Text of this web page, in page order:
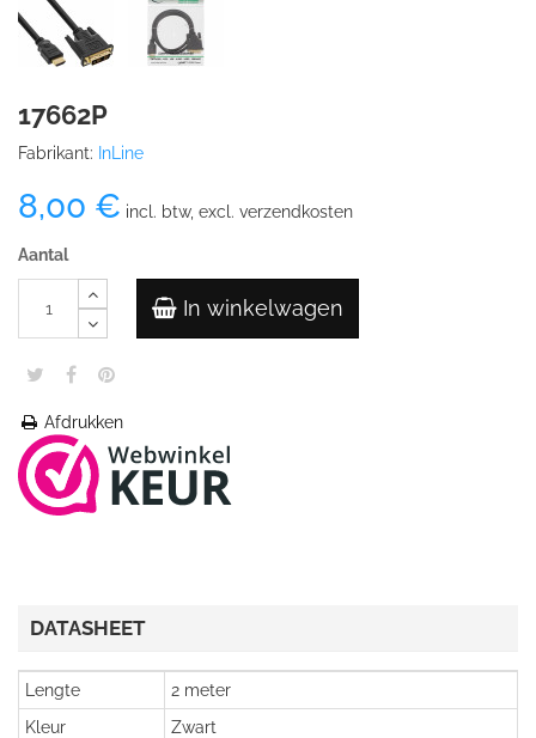
17662P
Fabrikant: InLine
8,00 € incl. btw, excl. verzendkosten
Aantal
In winkelwagen
Afdrukken
DATASHEET
Lengte
2 meter
Kleur
Zwart